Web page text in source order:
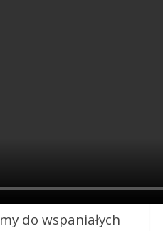
do wspaniałych